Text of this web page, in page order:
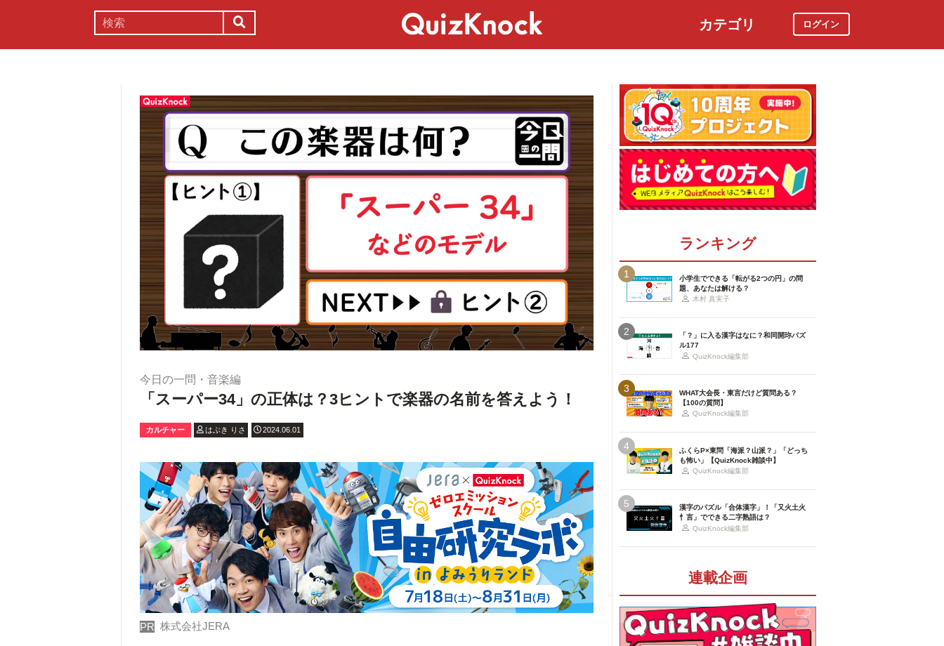
カテゴリ ログイン
今日の一問・音楽編
「スーパー34」の正体は？3ヒントで楽器の名前を答えよう！
カルチャー はぶき りさ 2024.06.01
PR 株式会社JERA
ランキング
1
小学生でできる「転がる2つの円」の問
題、あなたは解ける？
木村 真実子
2
「？」に入る漢字はなに？和同開珎パズ
ル177
QuizKnock編集部
3
WHAT大会長・東言だけど質問ある？
【100の質問】
QuizKnock編集部
4
ふくらP×東問「海派？山派？」「どっち
も怖い」【QuizKnock雑談中】
QuizKnock編集部
5
漢字のパズル「合体漢字」！「又火土火
忄言」でできる二字熟語は？
QuizKnock編集部
連載企画